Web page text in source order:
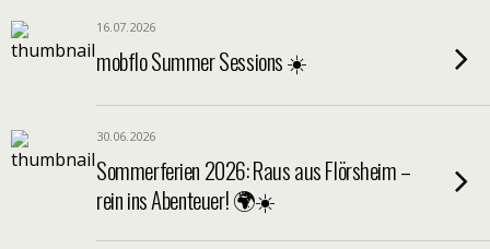
16.07.2026
mobflo Summer Sessions ☀️
30.06.2026
Sommerferien 2026: Raus aus Flörsheim –
rein ins Abenteuer! 🌍☀️